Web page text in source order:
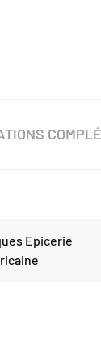
Epicerie